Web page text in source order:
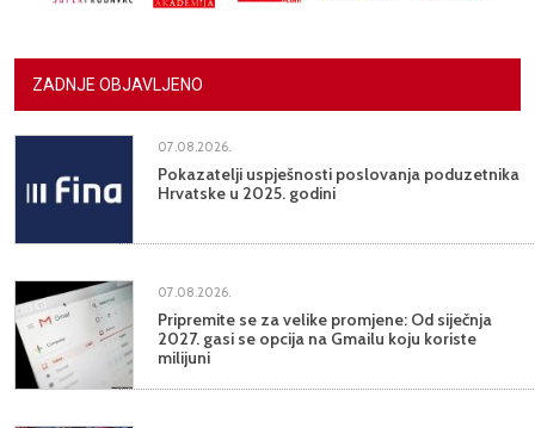
ZADNJE OBJAVLJENO
07.08.2026.
Pokazatelji uspješnosti poslovanja poduzetnika
Hrvatske u 2025. godini
07.08.2026.
Pripremite se za velike promjene: Od siječnja
2027. gasi se opcija na Gmailu koju koriste
milijuni